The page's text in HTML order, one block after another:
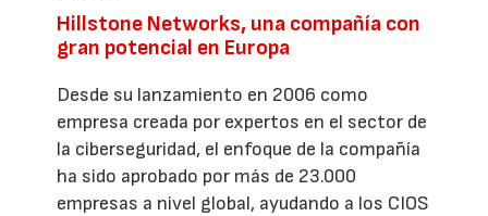
Hillstone Networks, una compañía con
gran potencial en Europa
Desde su lanzamiento en 2006 como
empresa creada por expertos en el sector de
la ciberseguridad, el enfoque de la compañía
ha sido aprobado por más de 23.000
empresas a nivel global, ayudando a los CIOS